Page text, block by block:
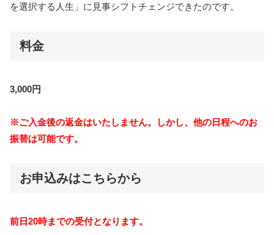
を選択する人生」に見事シフトチェンジできたのです。
料金
3,000円
※ご入金後の返金はいたしません。しかし、他の日程へのお
振替は可能です。
お申込みはこちらから
前日20時までの受付となります。